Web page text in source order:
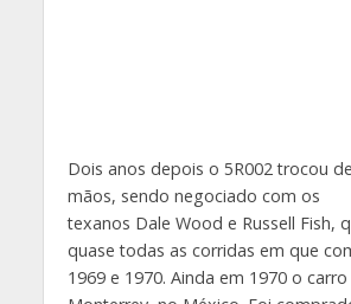
Dois anos depois o 5R002 trocou
mãos, sendo negociado com os
texanos Dale Wood e Russell Fish,
quase todas as corridas em que
1969 e 1970. Ainda em 1970 o